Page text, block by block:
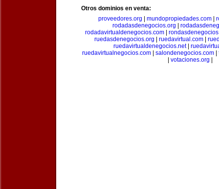
Otros dominios en venta:
proveedores.org
mundopropiedades.com
rodadasdenegocios.org
rodadavirtualdenegocios.com|
ruedasdenegocios.org
ruedavirtual.com|
ruedavirtualdenegocios.net|
ruedavirtualnegocios.com| salondenegocios.com|
votaciones.org